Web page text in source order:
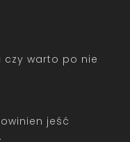
czy warto po nie
jeść